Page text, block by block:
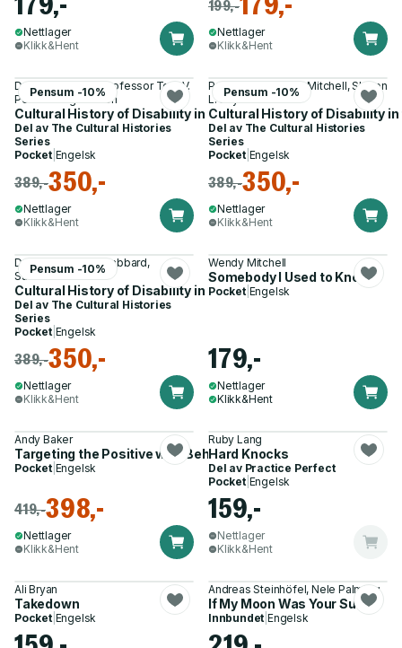
Nettlager
Klikk&Hent
199,-
Nettlager
Klikk&Hent
Pensum -10%
Dr Jonathan Hsy, Professor Tory V.
Pearman og 1 annen
Cultural History of Disability in the Middle Ages
Del av The Cultural Histories
Series
Pocket| Engelsk
389,-350,-
Nettlager
Klikk&Hent
Pensum -10%
Professor David T. Mitchell, Sharon
L. Snyder
Cultural History of Disability in
Del av The Cultural Histories
Series
Pocket| Engelsk
389,-350,-
Nettlager
Klikk&Hent
Pensum -10%
Dr D. Christopher Gabbard,
Susannah B. Mintz
Cultural History of Disability in the Long Eighteenth Century
Del av The Cultural Histories
Series
Pocket| Engelsk
389,-350,-
Nettlager
Klikk&Hent
Wendy Mitchell
Somebody I Used to Know
Pocket| Engelsk
179,-
Nettlager
Klikk&Hent
Andy Baker
Targeting the Positive with Behaviours that Challenge
Pocket| Engelsk
419,-398,-
Nettlager
Klikk&Hent
Ruby Lang
Hard Knocks
Del av Practice Perfect
Pocket| Engelsk
159,-
Nettlager
Klikk&Hent
Ali Bryan
Takedown
Pocket| Engelsk
Andreas Steinhöfel, Nele Palmtag
If My Moon Was Your Sun
Innbundet |Engelsk